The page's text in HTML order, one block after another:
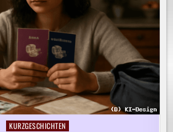
Posted
KURZGESCHICHTEN